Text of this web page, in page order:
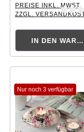
PREISE INKL. MWST.
ZZGL.
IN DEN
Nur noch 3 verfügbar